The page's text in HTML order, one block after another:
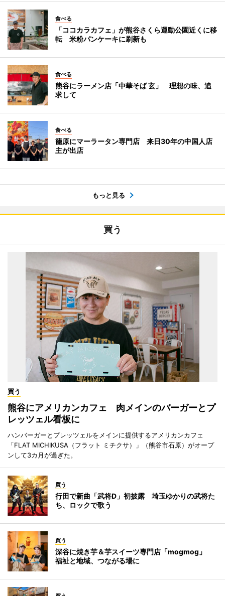
食べる
「ココカラカフェ」が熊谷さくら運動公園近くに移
転 米粉パンケーキに刷新も
食べる
熊谷にラーメン店「中華そば 玄」 理想の味、追
求して
食べる
籠原にマーラータン専門店 来日30年の中国人店
主が出店
もっと見る
買う
買う
熊谷にアメリカンカフェ 肉メインのバーガーとプ
レッツェル看板に
ハンバーガーとプレッツェルをメインに提供するアメリカンカフェ
「FLAT MICHIKUSA（フラット ミチクサ）」（熊谷市石原）がオープ
ンして3カ月が過ぎた。
買う
行田で新曲「武将D」初披露 埼玉ゆかりの武将た
ち、ロックで歌う
買う
深谷に焼き芋＆芋スイーツ専門店「mogmog」
福祉と地域、つながる場に